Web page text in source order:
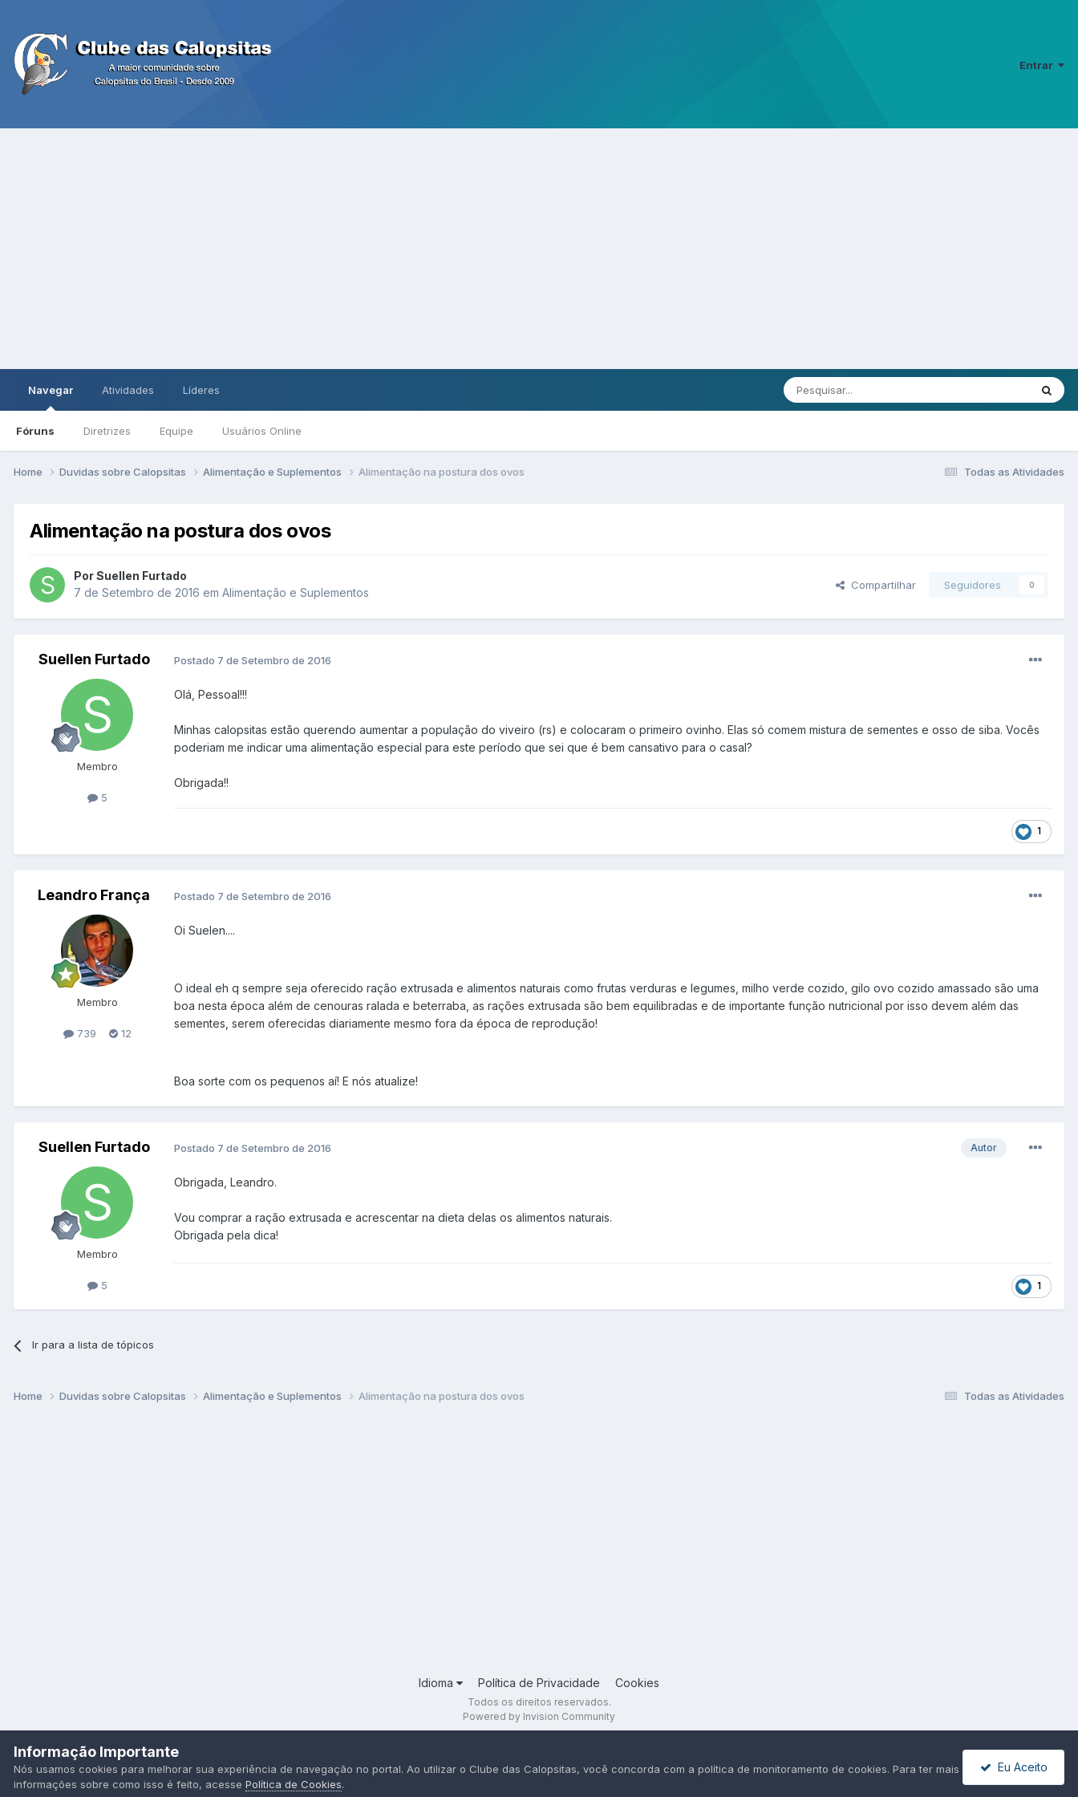
Entrar
Navegar
Fóruns Diretrizes Equipe Usuários Online
Atividades Líderes
Todas as Atividades
Home Duvidas sobre Calopsitas Alimentação e Suplementos Alimentação na postura dos ovos
Alimentação na postura dos ovos
Por Suellen Furtado
7 de Setembro de 2016 em Alimentação e Suplementos
Compartilhar Seguidores 0
Suellen Furtado
Membro
5
Postado 7 de Setembro de 2016
Olá, Pessoal!!!
Minhas calopsitas estão querendo aumentar a população do viveiro (rs) e colocaram o primeiro ovinho. Elas só comem mistura de sementes e osso de siba. Vocês
poderiam me indicar uma alimentação especial para este período que sei que é bem cansativo para o casal?
Obrigada!!
1
Leandro França
Membro
739 12
Postado 7 de Setembro de 2016
Oi Suelen....
O ideal eh q sempre seja oferecido ração extrusada e alimentos naturais como frutas verduras e legumes, milho verde cozido, gilo ovo cozido amassado são uma
boa nesta época além de cenouras ralada e beterraba, as rações extrusada são bem equilibradas e de importante função nutricional por isso devem além das
sementes, serem oferecidas diariamente mesmo fora da época de reprodução!
Boa sorte com os pequenos aí! E nós atualize!
Suellen Furtado
Membro
5
Autor
Postado 7 de Setembro de 2016
Obrigada, Leandro.
Vou comprar a ração extrusada e acrescentar na dieta delas os alimentos naturais.
Obrigada pela dica!
1
Ir para a lista de tópicos
Todas as Atividades
Home Duvidas sobre Calopsitas Alimentação e Suplementos Alimentação na postura dos ovos
Idioma Política de Privacidade Cookies
Todos os direitos reservados.
Powered by Invision Community
Informação Importante
Nós usamos cookies para melhorar sua experiência de navegação no portal. Ao utilizar o Clube das Calopsitas, você concorda com a política de monitoramento de cookies. Para ter mais
informações sobre como isso é feito, acesse Política de Cookies.
Eu Aceito